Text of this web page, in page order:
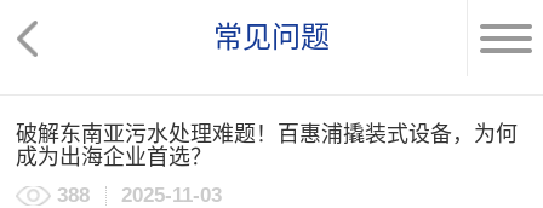
常见问题
破解东南亚污水处理难题！百惠浦撬装式设备，为何
成为出海企业首选？
388 2025-11-03